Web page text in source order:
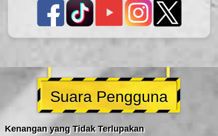
Suara Pengguna
Kenangan yang Tidak Terlupakan